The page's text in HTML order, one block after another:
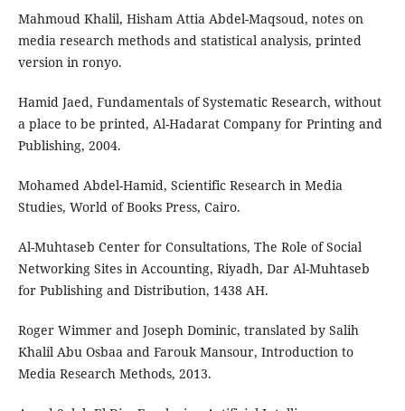
Mahmoud Khalil, Hisham Attia Abdel-Maqsoud, notes on
media research methods and statistical analysis, printed
version in ronyo.
Hamid Jaed, Fundamentals of Systematic Research, without
a place to be printed, Al-Hadarat Company for Printing and
Publishing, 2004.
Mohamed Abdel-Hamid, Scientific Research in Media
Studies, World of Books Press, Cairo.
Al-Muhtaseb Center for Consultations, The Role of Social
Networking Sites in Accounting, Riyadh, Dar Al-Muhtaseb
for Publishing and Distribution, 1438 AH.
Roger Wimmer and Joseph Dominic, translated by Salih
Khalil Abu Osbaa and Farouk Mansour, Introduction to
Media Research Methods, 2013.